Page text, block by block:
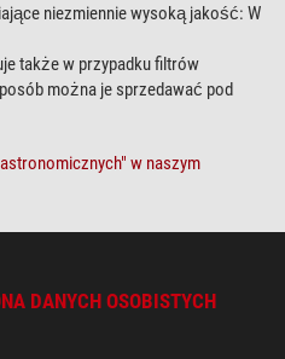
niezmiennie wysoką jakość: W
także w przypadku filtrów
można je sprzedawać pod
w naszym
DANYCH OSOBISTYCH